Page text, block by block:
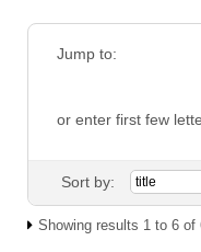
Jump to:
or enter first few
Sort by:
Showing results 1 to 6 of